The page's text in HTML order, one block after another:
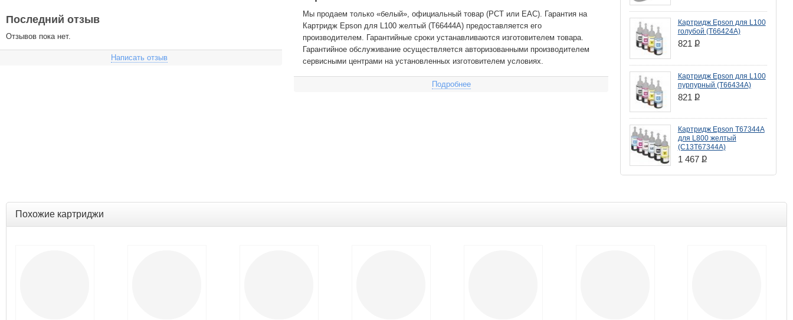
Последний отзыв
Отзывов пока нет.
Написать отзыв
Мы продаем только «белый», официальный товар (РСТ или EAC). Гарантия на
Картридж Epson для L100 желтый (T66444A) предоставляется его
производителем. Гарантийные сроки устанавливаются изготовителем товара.
Гарантийное обслуживание осуществляется авторизованными производителем
сервисными центрами на установленных изготовителем условиях.
Подробнее
Картридж Epson для L100
голубой (T66424A)
821 ք
Картридж Epson для L100
пурпурный (T66434A)
821 ք
Картридж Epson T67344A
для L800 желтый
(C13T67344A)
1 467 ք
Похожие картриджи